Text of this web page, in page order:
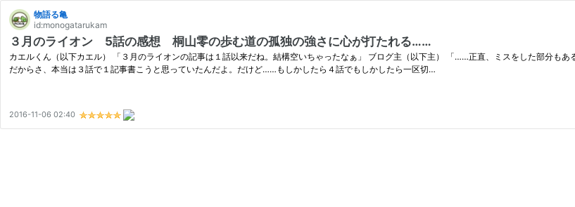
物語る亀
id:monogatarukam
３月のライオン 5話の感想 桐山零の歩む道の孤独の強さに心が打たれる……
カエルくん（以下カエル） 「３月のライオンの記事は１話以来だね。結構空いちゃったなぁ」 ブログ主（以下主） 「……正直、ミスをした部分も
だからさ、本当は３話で１記事書こうと思っていたんだよ。だけど……もしかしたら４話でもしかしたら一区切…
2016-11-06 02:40